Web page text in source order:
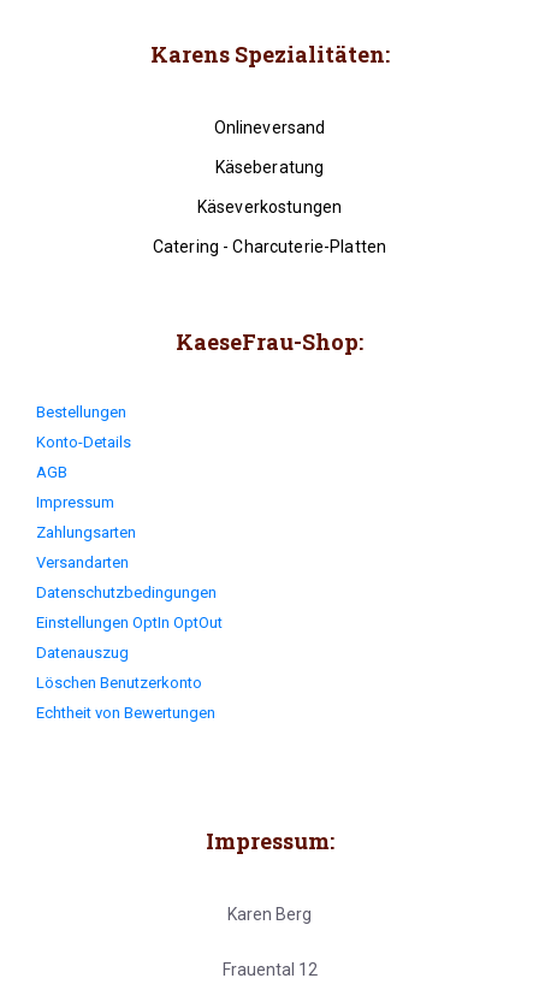
Karens Spezialitäten:
Onlineversand
Käseberatung
Käseverkostungen
Catering - Charcuterie-Platten
KaeseFrau-Shop:
Bestellungen
Konto-Details
AGB
Impressum
Zahlungsarten
Versandarten
Datenschutzbedingungen
Einstellungen OptIn OptOut
Datenauszug
Löschen Benutzerkonto
Echtheit von Bewertungen
Impressum:
Karen Berg
Frauental 12